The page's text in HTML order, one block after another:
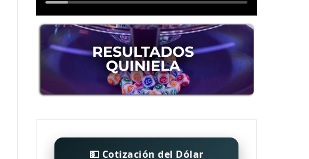
💵 Cotización del Dólar